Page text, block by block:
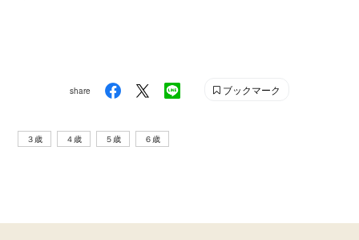
share ブックマーク
３歳 ４歳 ５歳 ６歳